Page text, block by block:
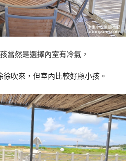
當然是選擇內室有冷氣，
徐吹來，但室內比較好顧小孩。